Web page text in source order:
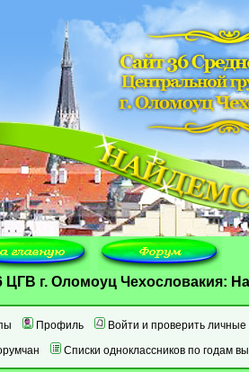
ЦГВ г. Оломоуц Чехословакия:
Профиль Войти и проверить
Списки одноклассников по годам